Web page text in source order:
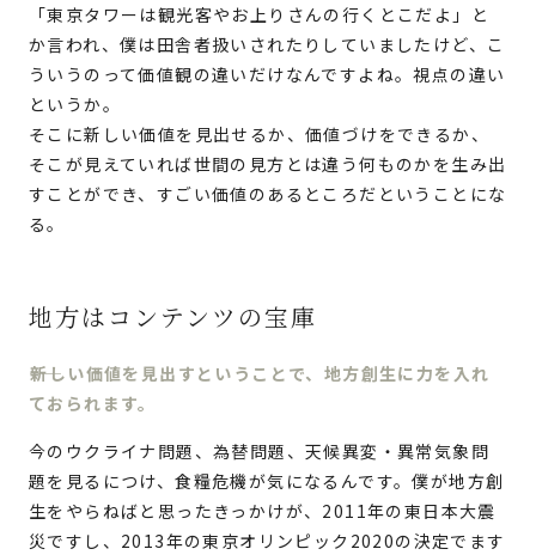
「東京タワーは観光客やお上りさんの行くとこだよ」と
か言われ、僕は田舎者扱いされたりしていましたけど、こ
ういうのって価値観の違いだけなんですよね。視点の違い
というか。
そこに新しい価値を見出せるか、価値づけをできるか、
そこが見えていれば世間の見方とは違う何ものかを生み出
すことができ、すごい価値のあるところだということにな
る。
地方はコンテンツの宝庫
新しい価値を見出すということで、地方創生に力を入れ
ておられます。
今のウクライナ問題、為替問題、天候異変・異常気象問
題を見るにつけ、食糧危機が気になるんです。僕が地方創
生をやらねばと思ったきっかけが、2011年の東日本大震
災ですし、2013年の東京オリンピック2020の決定でます